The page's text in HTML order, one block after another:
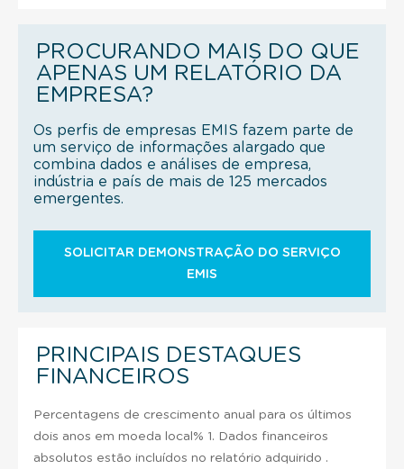
PROCURANDO MAIS DO QUE
APENAS UM RELATÓRIO DA
EMPRESA?
Os perfis de empresas EMIS fazem parte de
um serviço de informações alargado que
combina dados e análises de empresa,
indústria e país de mais de 125 mercados
emergentes.
SOLICITAR DEMONSTRAÇÃO DO SERVIÇO
EMIS
PRINCIPAIS DESTAQUES
FINANCEIROS
Percentagens de crescimento anual para os últimos
dois anos em moeda local% 1. Dados financeiros
absolutos estão incluídos no relatório adquirido .